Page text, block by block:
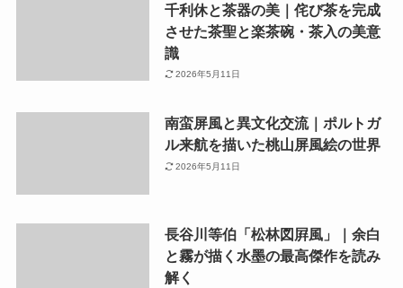
千利休と茶器の美｜侘び茶を完成
させた茶聖と楽茶碗・茶入の美意
識
2026年5月11日
南蛮屏風と異文化交流｜ポルトガ
ル来航を描いた桃山屏風絵の世界
2026年5月11日
長谷川等伯「松林図屛風」｜余白
と霧が描く水墨の最高傑作を読み
解く